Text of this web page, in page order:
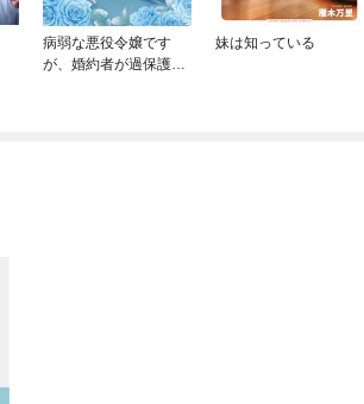
病弱な悪役令嬢です
が、婚約者が過保護す
妹は知っている